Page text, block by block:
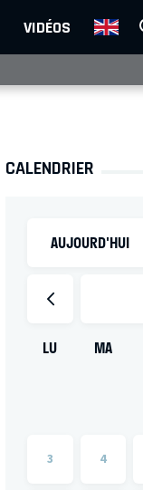
VIDÉOS
CALENDRIER
AUJOURD'HUI
LU MA
3 4